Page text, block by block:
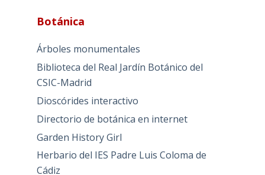
Botánica
Árboles monumentales
Biblioteca del Real Jardín Botánico del
CSIC-Madrid
Dioscórides interactivo
Directorio de botánica en internet
Garden History Girl
Herbario del IES Padre Luis Coloma de
Cádiz